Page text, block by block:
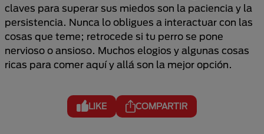
claves para superar sus miedos son la paciencia y la
persistencia. Nunca lo obligues a interactuar con las
cosas que teme; retrocede si tu perro se pone
nervioso o ansioso. Muchos elogios y algunas cosas
ricas para comer aquí y allá son la mejor opción.
LIKE COMPARTIR